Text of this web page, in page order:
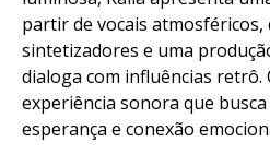
partir de vocais atmosféricos,
sintetizadores e uma
dialoga com influências retrô.
experiência sonora que
esperança e conexão